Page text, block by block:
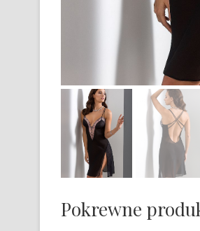
Pokrewne